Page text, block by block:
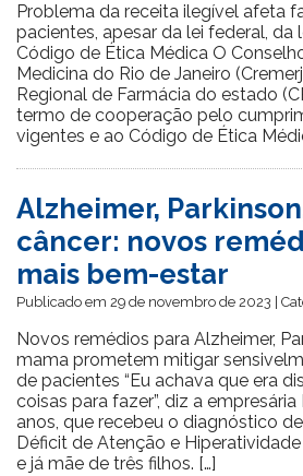
Problema da receita ilegível afeta
pacientes, apesar da lei federal, da
Código de Ética Médica O
Medicina do Rio de Janeiro
Regional de Farmácia do estado
termo de cooperação pelo
vigentes e ao Código de Ética
Alzheimer,
câncer: novos
mais bem-estar
Publicado em 29 de novembro de 2023 |
Novos remédios para Alzheimer,
mama prometem mitigar
de pacientes “Eu achava que era
coisas para fazer”, diz a
anos, que recebeu o diagnóstico
Déficit de Atenção e
e já mãe de três filhos. […]